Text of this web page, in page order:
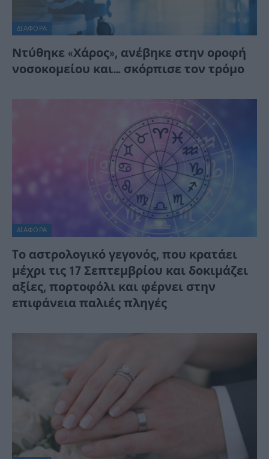
ΔΙΆΦΟΡΑ
Ντύθηκε «Χάρος», ανέβηκε στην οροφή
νοσοκομείου και… σκόρπισε τον τρόμο
ΔΙΆΦΟΡΑ
Tο αστρολογικό γεγονός, που κρατάει
μέχρι τις 17 Σεπτεμβρίου και δοκιμάζει
αξίες, πορτοφόλι και φέρνει στην
επιφάνεια παλιές πληγές